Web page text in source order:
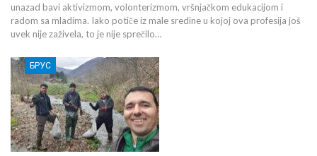
unazad bavi aktivizmom, volonterizmom, vršnjačkom edukacijom i
radom sa mladima. Iako potiče iz male sredine u kojoj ova profesija još
uvek nije zaživela, to je nije sprečilo…
БРУС